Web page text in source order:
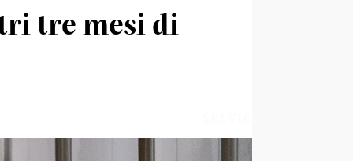
tre mesi di